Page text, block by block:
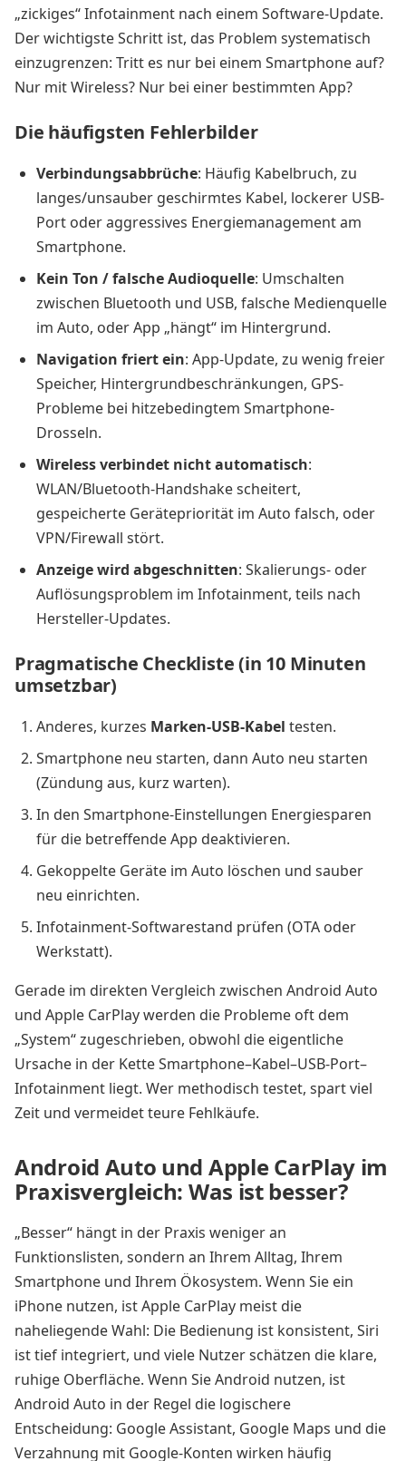
„zickiges“ Infotainment nach einem Software-Update.
Der wichtigste Schritt ist, das Problem systematisch
einzugrenzen: Tritt es nur bei einem Smartphone auf?
Nur mit Wireless? Nur bei einer bestimmten App?
Die häufigsten Fehlerbilder
Verbindungsabbrüche: Häufig Kabelbruch, zu
langes/unsauber geschirmtes Kabel, lockerer USB-
Port oder aggressives Energiemanagement am
Smartphone.
Kein Ton / falsche Audioquelle: Umschalten
zwischen Bluetooth und USB, falsche Medienquelle
im Auto, oder App „hängt“ im Hintergrund.
Navigation friert ein: App-Update, zu wenig freier
Speicher, Hintergrundbeschränkungen, GPS-
Probleme bei hitzebedingtem Smartphone-
Drosseln.
Wireless verbindet nicht automatisch:
WLAN/Bluetooth-Handshake scheitert,
gespeicherte Gerätepriorität im Auto falsch, oder
VPN/Firewall stört.
Anzeige wird abgeschnitten: Skalierungs- oder
Auflösungsproblem im Infotainment, teils nach
Hersteller-Updates.
Pragmatische Checkliste (in 10 Minuten
umsetzbar)
Anderes, kurzes Marken-USB-Kabel testen.
Smartphone neu starten, dann Auto neu starten
(Zündung aus, kurz warten).
In den Smartphone-Einstellungen Energiesparen
für die betreffende App deaktivieren.
Gekoppelte Geräte im Auto löschen und sauber
neu einrichten.
Infotainment-Softwarestand prüfen (OTA oder
Werkstatt).
Gerade im direkten Vergleich zwischen Android Auto
und Apple CarPlay werden die Probleme oft dem
„System“ zugeschrieben, obwohl die eigentliche
Ursache in der Kette Smartphone–Kabel–USB-Port–
Infotainment liegt. Wer methodisch testet, spart viel
Zeit und vermeidet teure Fehlkäufe.
Android Auto und Apple CarPlay im
Praxisvergleich: Was ist besser?
„Besser“ hängt in der Praxis weniger an
Funktionslisten, sondern an Ihrem Alltag, Ihrem
Smartphone und Ihrem Ökosystem. Wenn Sie ein
iPhone nutzen, ist Apple CarPlay meist die
naheliegende Wahl: Die Bedienung ist konsistent, Siri
ist tief integriert, und viele Nutzer schätzen die klare,
ruhige Oberfläche. Wenn Sie Android nutzen, ist
Android Auto in der Regel die logischere
Entscheidung: Google Assistant, Google Maps und die
Verzahnung mit Google-Konten wirken häufig